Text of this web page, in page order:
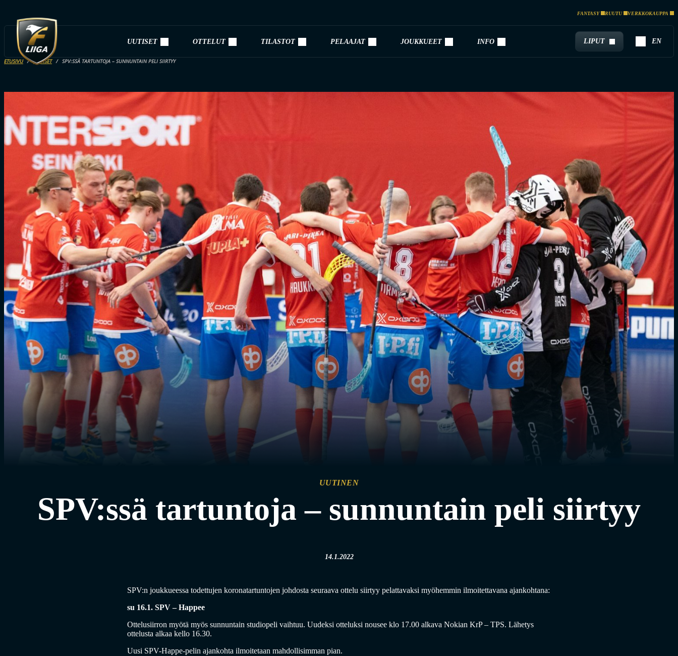
FANTASY RUUTU VERKKOKAUPPA
UUTISET OTTELUT TILASTOT PELAAJAT JOUKKUEET INFO LIPUT EN
ETUSIVU UUTISET SPV:SSÄ TARTUNTOJA – SUNNUNTAIN PELI SIIRTYY
UUTINEN
SPV:ssä tartuntoja – sunnuntain peli siirtyy
14.1.2022
SPV:n joukkueessa todettujen koronatartuntojen johdosta seuraava ottelu siirtyy pelattavaksi myöhemmin ilmoitettavana ajankohtana:
su 16.1. SPV – Happee
Ottelusiirron myötä myös sunnuntain studiopeli vaihtuu. Uudeksi otteluksi nousee klo 17.00 alkava Nokian KrP – TPS. Lähetys
ottelusta alkaa kello 16.30.
Uusi SPV-Happe-pelin ajankohta ilmoitetaan mahdollisimman pian.